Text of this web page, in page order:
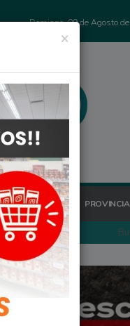
Domingo, 09 de Agosto
REGIONALES
×